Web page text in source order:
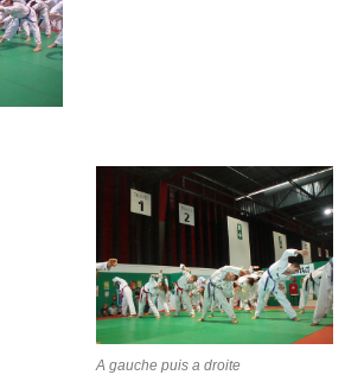
A gauche puis a droite